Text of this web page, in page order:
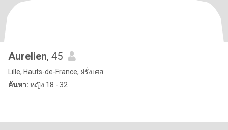
Aurelien, 45
Lille, Hauts-de-France, ฝรั่งเศส
ค้นหา: หญิง 18 - 32